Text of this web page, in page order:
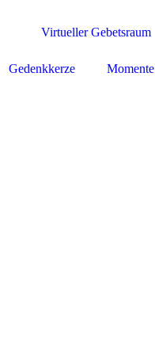
Virtueller Gebetsraum
Gedenkkerze Momente